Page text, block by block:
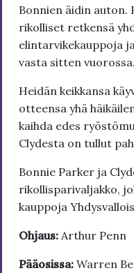
Bonnien äidin
rikolliset retkensä
elintarvikekauppoja
vasta sitten vuorossa.
Heidän keikkansa
otteensa yhä
kaihda edes
Clydesta on tullut
Bonnie Parker ja
rikollisparivaljakko,
kauppoja
Ohjaus: Arthur Penn
Pääosissa: Warren